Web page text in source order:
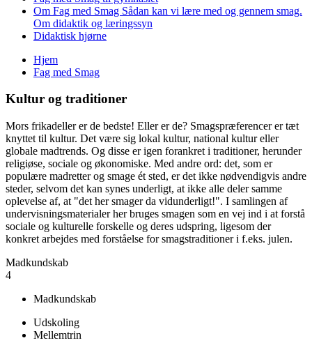
Om Fag med Smag Sådan kan vi lære med og gennem smag.
Om didaktik og læringssyn
Didaktisk hjørne
Du er her
Hjem
Fag med Smag
Kultur og traditioner
Mors frikadeller er de bedste! Eller er de? Smagspræferencer er tæt
knyttet til kultur. Det være sig lokal kultur, national kultur eller
globale madtrends. Og disse er igen forankret i traditioner, herunder
religiøse, sociale og økonomiske. Med andre ord: det, som er
populære madretter og smage ét sted, er det ikke nødvendigvis andre
steder, selvom det kan synes underligt, at ikke alle deler samme
oplevelse af, at "det her smager da vidunderligt!". I samlingen af
undervisningsmaterialer her bruges smagen som en vej ind i at forstå
sociale og kulturelle forskelle og deres udspring, ligesom der
konkret arbejdes med forståelse for smagstraditioner i f.eks. julen.
Madkundskab
4
Madkundskab
Udskoling
Mellemtrin